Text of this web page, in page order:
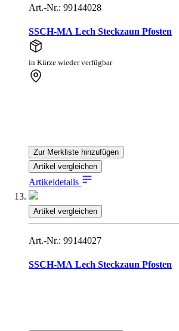
Art.-Nr.: 99144028
SSCH-MA Lech Steckzaun Pfosten
in Kürze wieder verfügbar
Zur Merkliste hinzufügen
Artikel vergleichen
Artikeldetails
Artikel vergleichen
Art.-Nr.: 99144027
SSCH-MA Lech Steckzaun Pfosten